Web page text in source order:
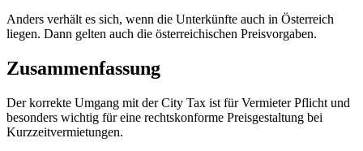
Anders verhält es sich, wenn die Unterkünfte auch in Österreich
liegen. Dann gelten auch die österreichischen Preisvorgaben.
Zusammenfassung
Der korrekte Umgang mit der City Tax ist für Vermieter Pflicht und
besonders wichtig für eine rechtskonforme Preisgestaltung bei
Kurzzeitvermietungen.